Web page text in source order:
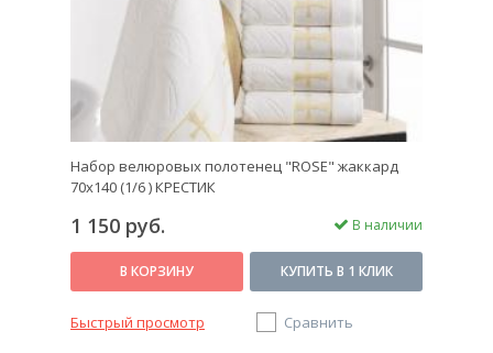
Набор велюровых полотенец "ROSE" жаккард
70х140 (1/6 ) КРЕСТИК
1 150 руб. В наличии
В КОРЗИНУ КУПИТЬ В 1 КЛИК
Быстрый просмотр Сравнить